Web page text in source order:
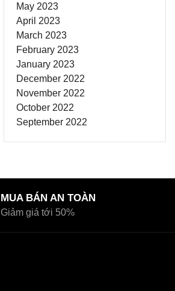
May 2023
April 2023
March 2023
February 2023
January 2023
December 2022
November 2022
October 2022
September 2022
MUA BÁN AN TOÀN
Giảm giá tới 50%